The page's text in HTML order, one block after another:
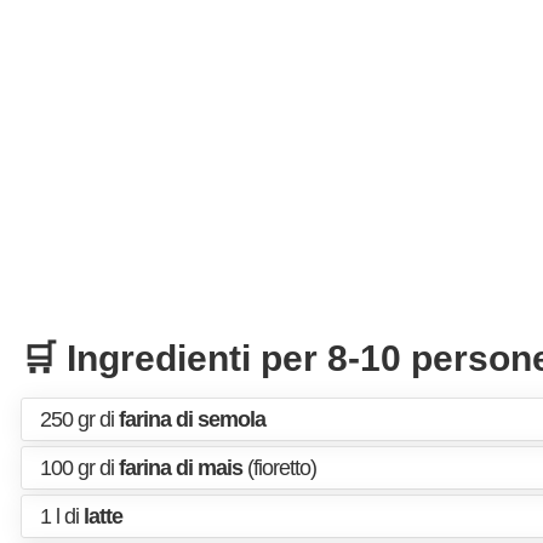
🛒 Ingredienti per 8-10
250 gr di farina di semola
100 gr di farina di mais(fioretto)
1 l di latte